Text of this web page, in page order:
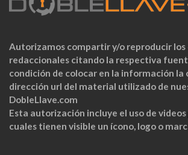
Autorizamos compartir y/o reproducir
redaccionales citando la respectiva
condición de colocar en la información la
dirección url del material utilizado de
DobleLlave.com
Esta autorización incluye el uso de videos
cuales tienen visible un ícono, logo o